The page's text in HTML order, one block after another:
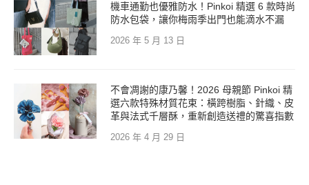
機車通勤也優雅防水！Pinkoi 精選 6 款時尚
防水包袋，讓你梅雨季出門也能滴水不漏
2026 年 5 月 13 日
不會凋謝的康乃馨！2026 母親節 Pinkoi 精
選六款特殊材質花束：橫跨樹脂、針織、皮
革與法式千層酥，重新創造送禮的驚喜指數
2026 年 4 月 29 日